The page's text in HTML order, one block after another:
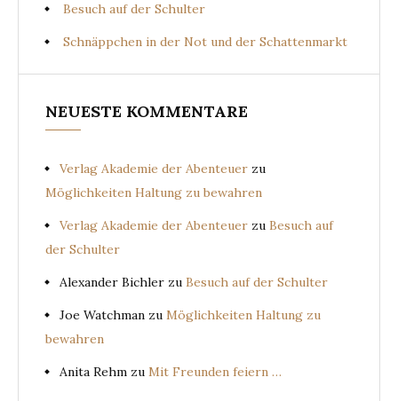
Besuch auf der Schulter
Schnäppchen in der Not und der Schattenmarkt
NEUESTE KOMMENTARE
Verlag Akademie der Abenteuer zu
Möglichkeiten Haltung zu bewahren
Verlag Akademie der Abenteuer zu Besuch auf
der Schulter
Alexander Bichler zu Besuch auf der Schulter
Joe Watchman zu Möglichkeiten Haltung zu
bewahren
Anita Rehm zu Mit Freunden feiern …